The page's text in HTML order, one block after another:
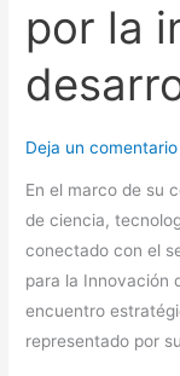
por la
Deja un comentario
En el marco de su
de ciencia,
conectado con el
para la Innovación
encuentro
representado por